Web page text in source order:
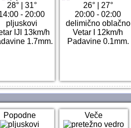
28°| 31°
- 20:00
pljuskovi
IJI 13km/h
1.7mm.
26°| 27°
20:00 - 02:00
delimično oblačno
Vetar I 12km/h
Padavine 0.1mm.
Popodne Veče